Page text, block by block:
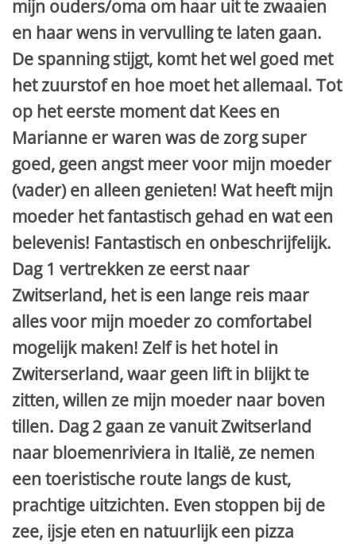
mijn ouders/oma om haar uit te zwaaien
en haar wens in vervulling te laten gaan.
De spanning stijgt, komt het wel goed met
het zuurstof en hoe moet het allemaal. Tot
op het eerste moment dat Kees en
Marianne er waren was de zorg super
goed, geen angst meer voor mijn moeder
(vader) en alleen genieten! Wat heeft mijn
moeder het fantastisch gehad en wat een
belevenis! Fantastisch en onbeschrijfelijk.
Dag 1 vertrekken ze eerst naar
Zwitserland, het is een lange reis maar
alles voor mijn moeder zo comfortabel
mogelijk maken! Zelf is het hotel in
Zwiterserland, waar geen lift in blijkt te
zitten, willen ze mijn moeder naar boven
tillen. Dag 2 gaan ze vanuit Zwitserland
naar bloemenriviera in Italië, ze nemen
een toeristische route langs de kust,
prachtige uitzichten. Even stoppen bij de
zee, ijsje eten en natuurlijk een pizza